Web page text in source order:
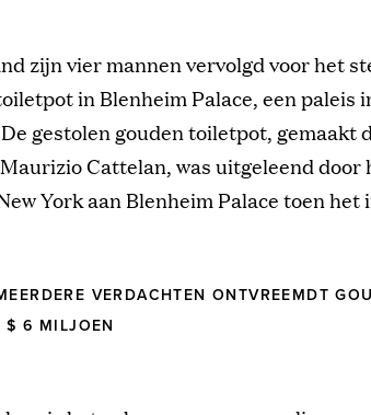
zijn vier mannen vervolgd voor het
in Blenheim Palace, een paleis
gestolen gouden toiletpot, gemaakt
Cattelan, was uitgeleend door
York aan Blenheim Palace toen het
VERDACHTEN ONTVREEMDT
$ 6 MILJOEN